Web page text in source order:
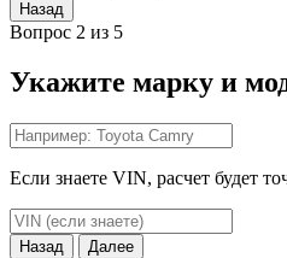
Назад
Вопрос 2 из 5
Укажите марку и
Если знаете VIN, расчет будет
Назад Далее